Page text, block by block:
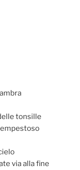
tonsille
via alla fine